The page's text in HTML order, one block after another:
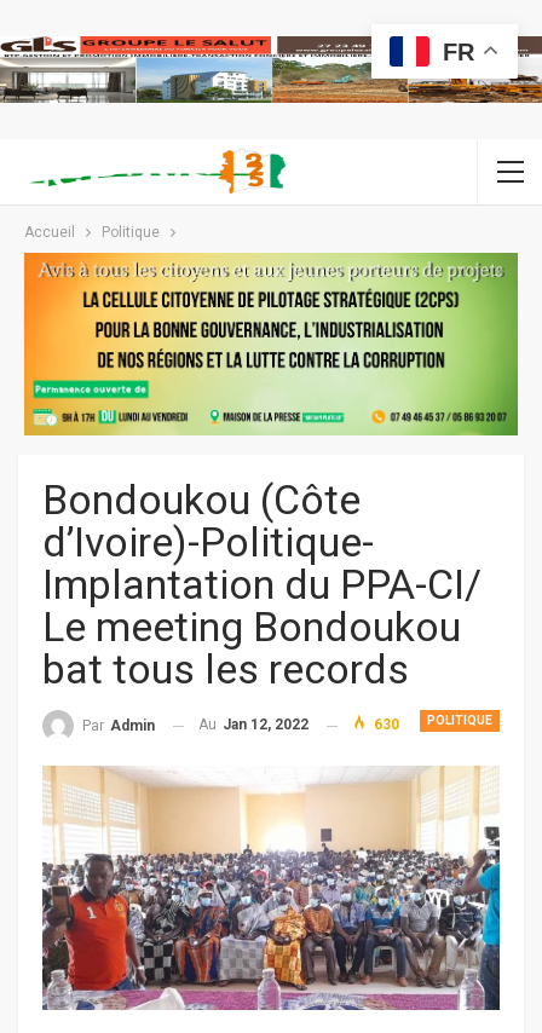
Accueil Politique
Bondoukou (Côte
d’Ivoire)-Politique-
Implantation du PPA-CI/
Le meeting Bondoukou
bat tous les records
POLITIQUE
Par Admin Au Jan 12, 2022 630
FR